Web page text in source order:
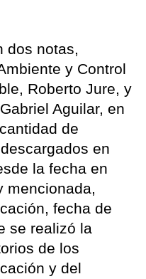
dos notas,
y Control
Roberto Jure, y
Aguilar, en
de
en
la fecha en
mencionada,
fecha de
se realizó la
de los
y del